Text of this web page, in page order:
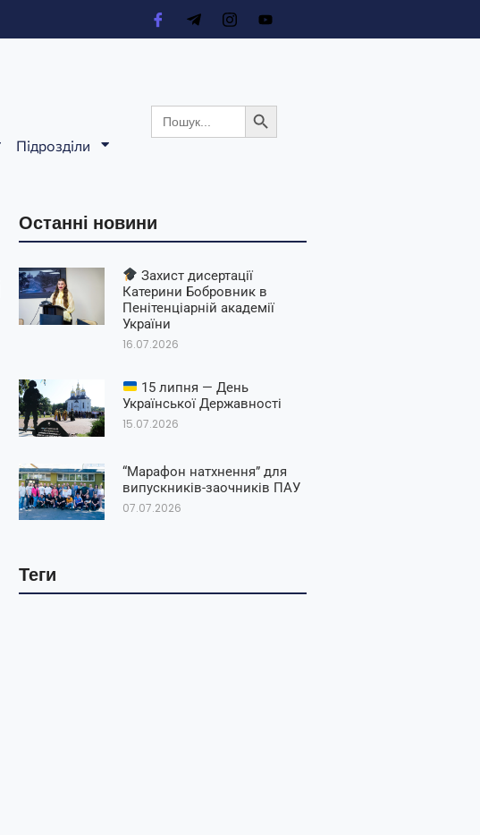
Підрозділи
Search
for:
Search Button
Останні новини
Захист дисертації
Катерини Бобровник в
Пенітенціарній академії
України
16.07.2026
15 липня — День
Української Державності
15.07.2026
“Марафон натхнення” для
випускників-заочників ПАУ
07.07.2026
Теги